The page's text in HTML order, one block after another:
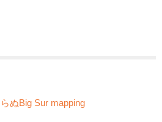
ぬBig Sur mapping